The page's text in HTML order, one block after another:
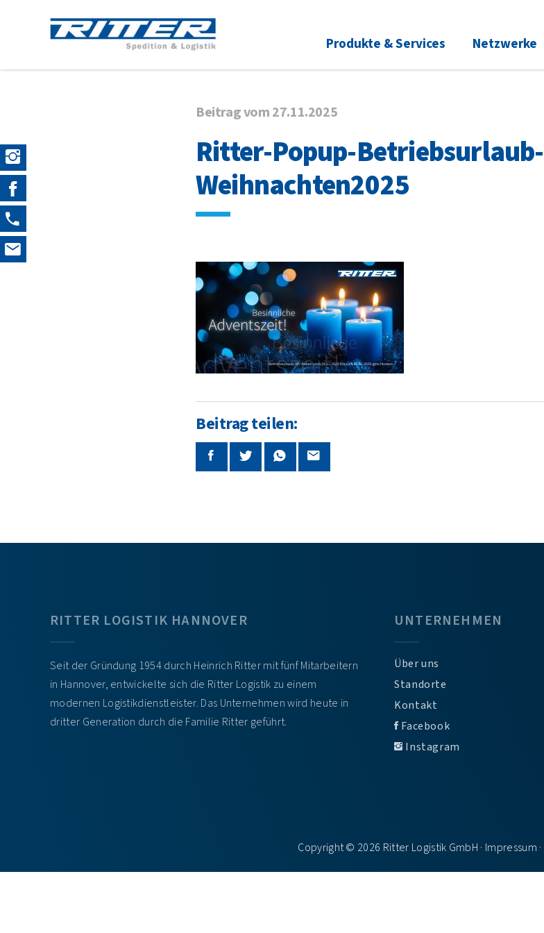
Produkte & Services Netzwerke
Beitrag vom 27.11.2025
Ritter-Popup-Betriebsurlaub-
Weihnachten2025
Beitrag teilen:
RITTER LOGISTIK HANNOVER
Seit der Gründung 1954 durch Heinrich Ritter mit fünf Mitarbeitern
in Hannover, entwickelte sich die Ritter Logistik zu einem
modernen Logistikdienstleister. Das Unternehmen wird heute in
dritter Generation durch die Familie Ritter geführt.
UNTERNEHMEN
Über uns
Standorte
Kontakt
Facebook
Instagram
Copyright © 2026 Ritter Logistik GmbH · Impressum ·